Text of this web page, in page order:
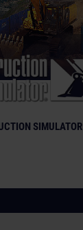
SIMULATOR